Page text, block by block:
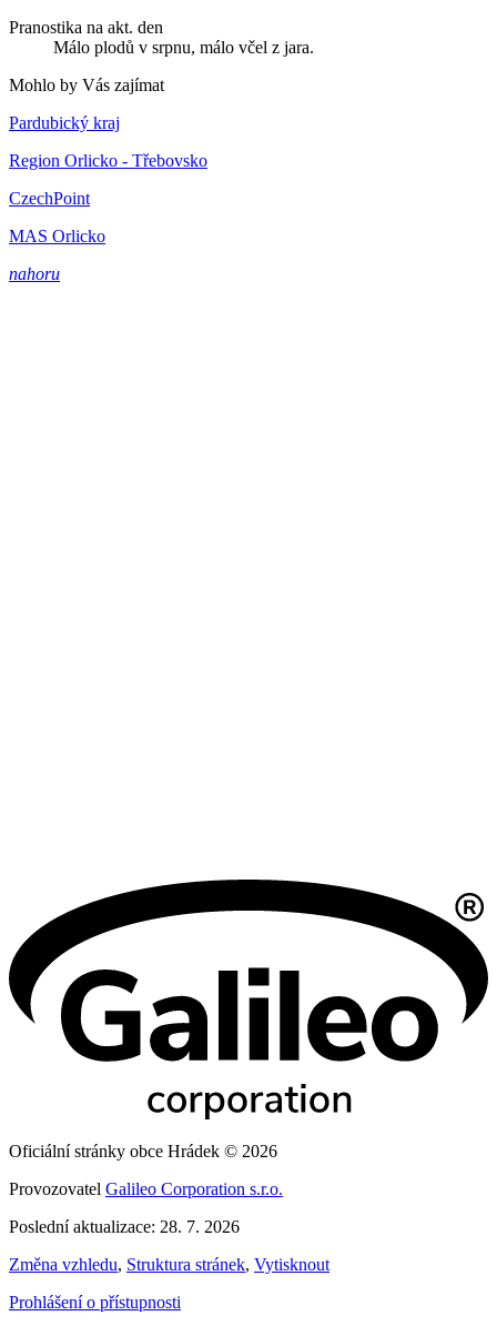
Pranostika na akt. den
Málo plodů v srpnu, málo včel z jara.
Mohlo by Vás zajímat
Pardubický kraj
Region Orlicko - Třebovsko
CzechPoint
MAS Orlicko
nahoru
Oficiální stránky obce Hrádek © 2026
Provozovatel Galileo Corporation s.r.o.
Poslední aktualizace: 28. 7. 2026
Změna vzhledu, Struktura stránek, Vytisknout
Prohlášení o přístupnosti